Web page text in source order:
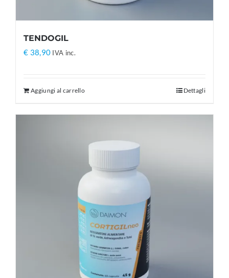
TENDOGIL
€ 38,90 IVA inc.
Aggiungi al carrello Dettagli